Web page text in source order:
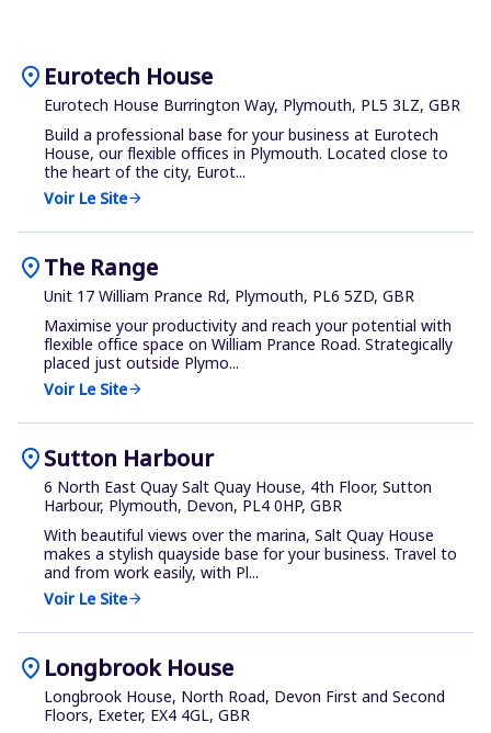
location_on Eurotech House
Eurotech House Burrington Way, Plymouth, PL5 3LZ, GBR
Build a professional base for your business at Eurotech
House, our flexible offices in Plymouth. Located close to
the heart of the city, Eurot...
Voir Le Sitearrow_forward
location_onThe Range
Unit 17 William Prance Rd, Plymouth, PL6 5ZD, GBR
Maximise your productivity and reach your potential with
flexible office space on William Prance Road. Strategically
placed just outside Plymo...
Voir Le Sitearrow_forward
location_onSutton Harbour
6 North East Quay Salt Quay House, 4th Floor, Sutton
Harbour, Plymouth, Devon, PL4 0HP, GBR
With beautiful views over the marina, Salt Quay House
makes a stylish quayside base for your business. Travel to
and from work easily, with Pl...
Voir Le Sitearrow_forward
location_on Longbrook House
Longbrook House, North Road, Devon First and Second
Floors, Exeter, EX4 4GL, GBR